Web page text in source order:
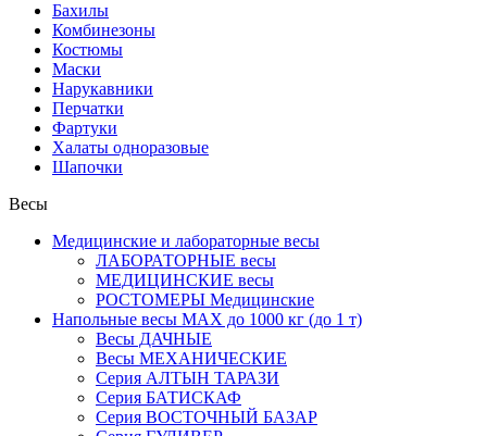
Бахилы
Комбинезоны
Костюмы
Маски
Нарукавники
Перчатки
Фартуки
Халаты одноразовые
Шапочки
Весы
Медицинские и лабораторные весы
ЛАБОРАТОРНЫЕ весы
МЕДИЦИНСКИЕ весы
РОСТОМЕРЫ Медицинские
Напольные весы MAX до 1000 кг (до 1 т)
Весы ДАЧНЫЕ
Весы МЕХАНИЧЕСКИЕ
Серия АЛТЫН ТАРАЗИ
Серия БАТИСКАФ
Серия ВОСТОЧНЫЙ БАЗАР